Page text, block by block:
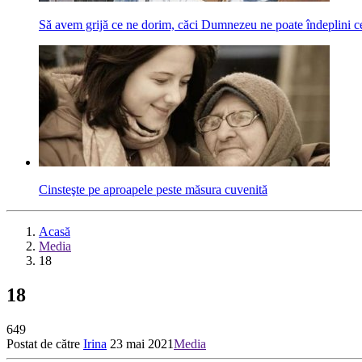
Să avem grijă ce ne dorim, căci Dumnezeu ne poate îndeplini
Cinsteşte pe aproapele peste măsura cuvenită
Acasă
Media
18
18
649
Postat de către Irina 23 mai 2021Media